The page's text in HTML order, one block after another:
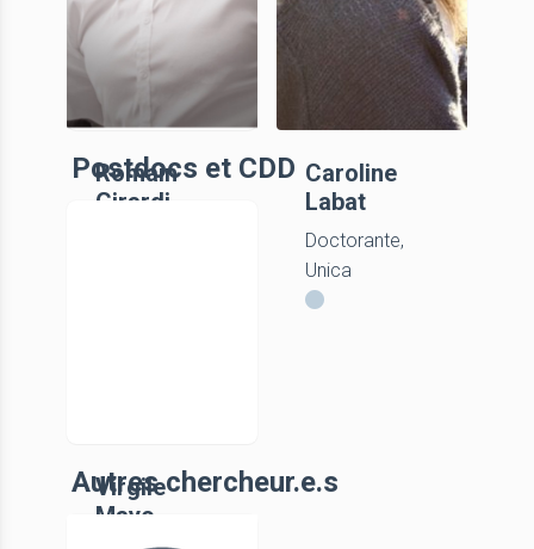
Romain
Girardi
Caroline
Labat
Doctorante,
Unica
Postdocs et CDD
Virgile
Mayo
Autres chercheur.e.s